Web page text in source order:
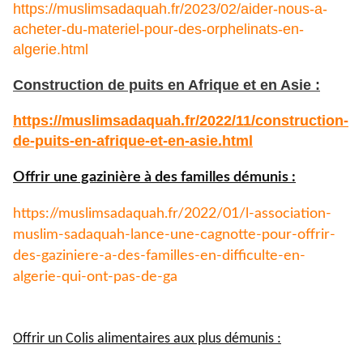
https://muslimsadaquah.fr/2023/02/aider-nous-a-
acheter-du-materiel-pour-des-orphelinats-en-
algerie.html
Construction de puits en Afrique et en Asie :
https://muslimsadaquah.fr/2022/11/construction-
de-puits-en-afrique-et-en-asie.html
Offrir une gazinière à des familles démunis :
https://muslimsadaquah.fr/2022/01/l-association-
muslim-sadaquah-lance-une-cagnotte-pour-offrir-
des-gaziniere-a-des-familles-en-difficulte-en-
algerie-qui-ont-pas-de-ga
Offrir un Colis alimentaires aux plus démunis :